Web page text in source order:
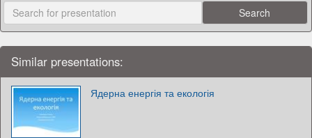
Similar presentations:
Ядерна енергія та екологія